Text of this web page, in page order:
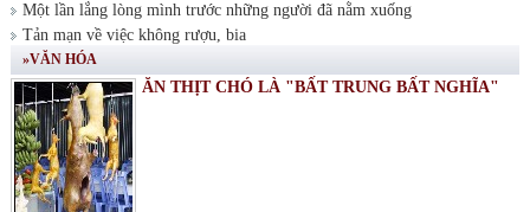
Một lần lắng lòng mình trước những người đã nằm xuống
Tản mạn về việc không rượu, bia
»VĂN HÓA
ĂN THỊT CHÓ LÀ "BẤT TRUNG BẤT NGHĨA"